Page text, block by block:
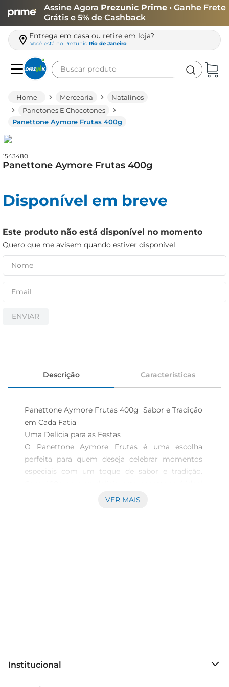
Assine Agora Prezunic Prime • Ganhe Frete
Grátis e 5% de Cashback
Entrega em casa ou retire em loja?
Você está no Prezunic Rio de Janeiro
Buscar produto
Mercearia
Natalinos
Panetones E Chocotones
Panettone Aymore Frutas 400g
1543480
Panettone Aymore Frutas 400g
Disponível em breve
Este produto não está disponível no momento
Quero que me avisem quando estiver disponível
ENVIAR
Descrição Características
Panettone Aymore Frutas 400g  Sabor e Tradição
em Cada Fatia
Uma Delícia para as Festas
O Panettone Aymore Frutas é uma escolha
perfeita para quem deseja celebrar momentos
especiais com um toque de sabor e tradição.
para compartilhar com amigos e familiares
Versatilidade na Hora de Servir
VER MAIS
Institucional
leite
queijo
arroz
iogurte
papel higiênico
cerveja